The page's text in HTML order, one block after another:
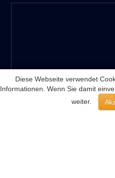
Diese Webseite verwendet
Informationen. Wenn Sie damit
weiter.